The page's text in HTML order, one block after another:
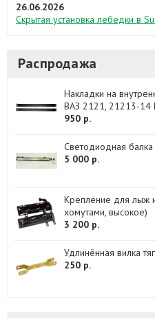
26.06.2026
Скрытая установка лебедки в
Распродажа
Накладки на
ВАЗ 2121, 21213-14
950 р.
Светодиодная
5 000 р.
Крепление для лыж
хомутами, высокое)
3 200 р.
Удлинённая вилка
250 р.